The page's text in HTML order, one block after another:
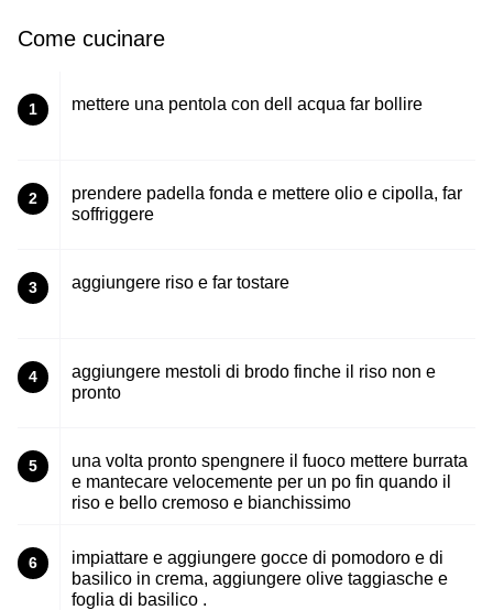
Come cucinare
1 mettere una pentola con dell acqua far bollire
2
prendere padella fonda e mettere olio e cipolla, far
soffriggere
3 aggiungere riso e far tostare
4
aggiungere mestoli di brodo finche il riso non e
pronto
5
una volta pronto spengnere il fuoco mettere burrata
e mantecare velocemente per un po fin quando il
riso e bello cremoso e bianchissimo
6
impiattare e aggiungere gocce di pomodoro e di
basilico in crema, aggiungere olive taggiasche e
foglia di basilico .